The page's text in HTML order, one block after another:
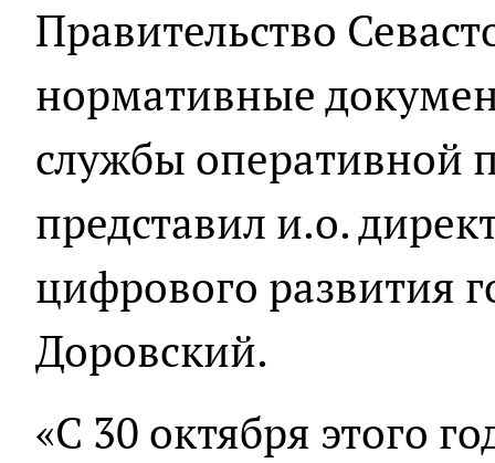
Правительство
нормативные
службы оперативной
представил и.о.
цифрового развития
Доровский.
«С 30 октября этого